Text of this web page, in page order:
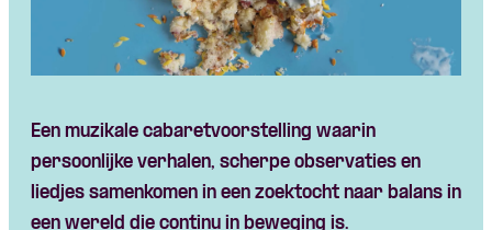
Skip navigatie
Een muzikale cabaretvoorstelling waarin
persoonlijke verhalen, scherpe observaties en
liedjes samenkomen in een zoektocht naar balans in
een wereld die continu in beweging is.